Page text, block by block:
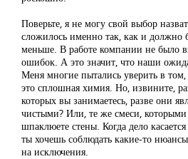
Поверьте, я не могу свой выбор
сложилось именно так, как и
меньше. В работе компании не было
ошибок. А это значит, что наши
Меня многие пытались уверить в
это сплошная химия. Но, извините,
которых вы занимаетесь, разве они
чистыми? Или, те же смеси, которыми
шпаклюете стены. Когда дело
ты хочешь соблюдать какие-то
на исключения.